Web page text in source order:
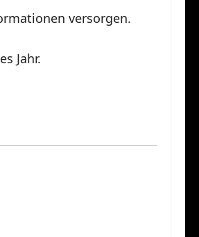
versorgen.
Jahr.